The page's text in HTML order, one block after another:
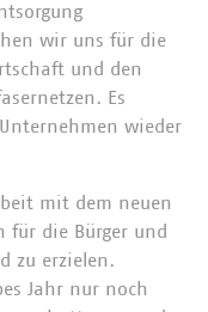
wir uns für die
und den
Es
wieder
mit dem neuen
für die Bürger und
zu erzielen.
Jahr nur noch